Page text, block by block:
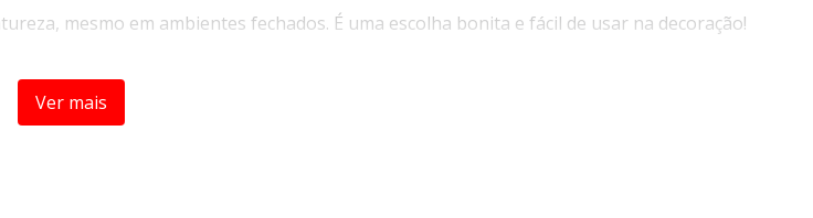
mesmo em ambientes fechados. É uma escolha bonita e fácil de usar na decoração!
Ver mais